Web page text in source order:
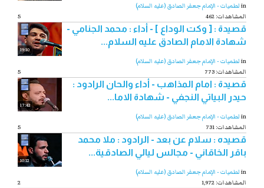
inلطميات - الإمام جعفر الصادق (عليه السلام)
5
462 :المشاهدات
19:10
قصيدة : [ وكت الوداع ] - أداء : محمد الجنامي -
شهادة الامام الصادق عليه السلام...
inلطميات - الإمام جعفر الصادق (عليه السلام)
5
773 :المشاهدات
17:42
قصيدة : امام المذاهب - أداء والحان الرادود :
حيدر البياتي النجفي - شهادة الاما...
inلطميات - الإمام جعفر الصادق (عليه السلام)
5
731 :المشاهدات
10:12
قصیده : سلام عن بعد - الرادود : ملا محمد
باقر الخاقاني - مجالس ليالي الصادقية...
inلطميات - الإمام جعفر الصادق (عليه السلام)
2
1,972 :المشاهدات